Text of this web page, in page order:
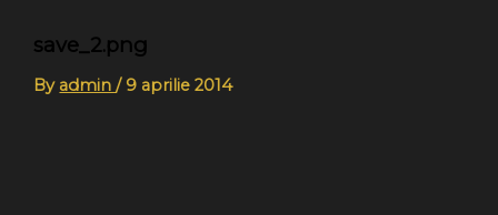
save_2.png
By admin/ 9 aprilie 2014